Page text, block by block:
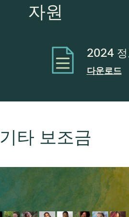
자원
2024 정
다운로드
기타 보조금